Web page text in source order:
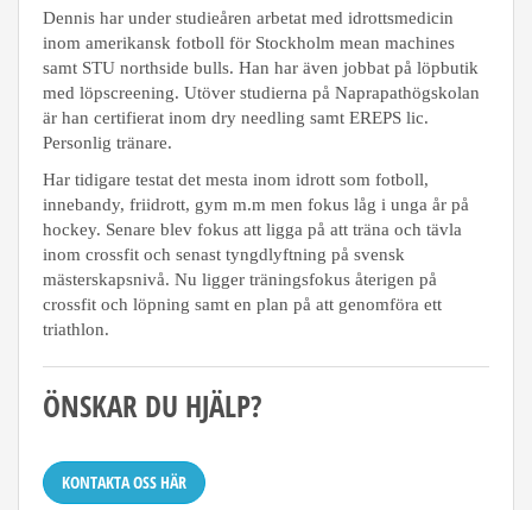
Dennis har under studieåren arbetat med idrottsmedicin
inom amerikansk fotboll för Stockholm mean machines
samt STU northside bulls. Han har även jobbat på löpbutik
med löpscreening. Utöver studierna på Naprapathögskolan
är han certifierat inom dry needling samt EREPS lic.
Personlig tränare.
Har tidigare testat det mesta inom idrott som fotboll,
innebandy, friidrott, gym m.m men fokus låg i unga år på
hockey. Senare blev fokus att ligga på att träna och tävla
inom crossfit och senast tyngdlyftning på svensk
mästerskapsnivå. Nu ligger träningsfokus återigen på
crossfit och löpning samt en plan på att genomföra ett
triathlon.
ÖNSKAR DU HJÄLP?
KONTAKTA OSS HÄR